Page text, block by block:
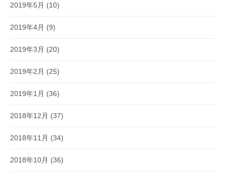
2019年5月 (10)
2019年4月 (9)
2019年3月 (20)
2019年2月 (25)
2019年1月 (36)
2018年12月 (37)
2018年11月 (34)
2018年10月 (36)